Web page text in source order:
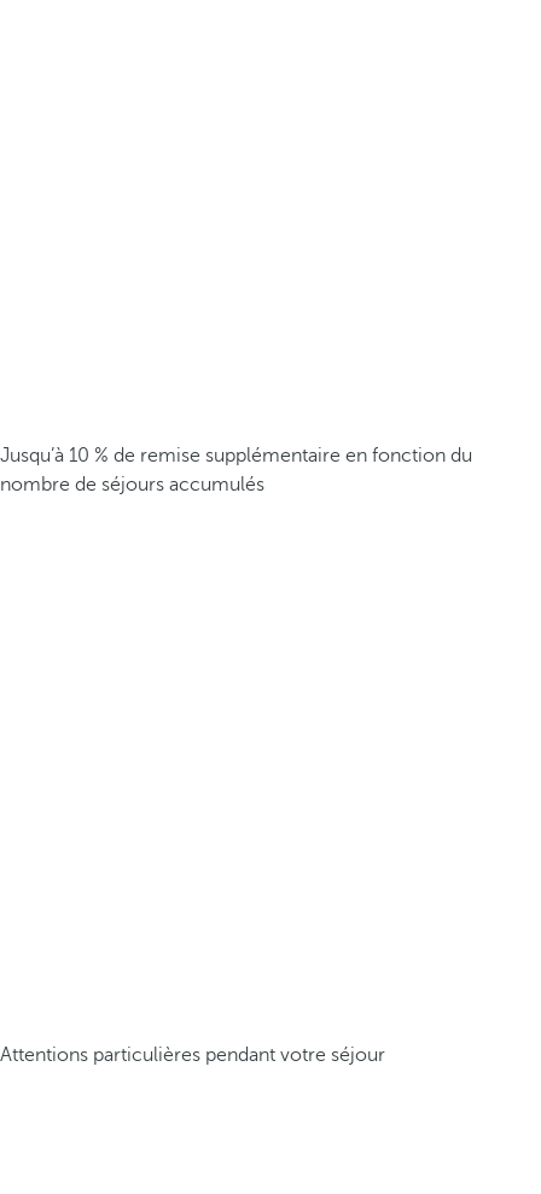
Jusqu’à 10 % de remise supplémentaire en fonction du
nombre de séjours accumulés
Attentions particulières pendant votre séjour